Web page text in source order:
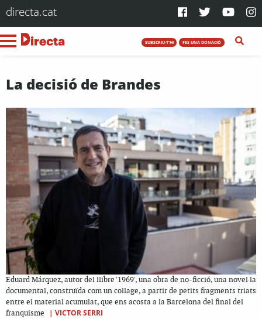
directa.cat
SUBSCRIU-T'HI FES UNA DONACIÓ
La decisió de Brandes
Eduard Márquez, autor del llibre '1969', una obra de no-ficció, una novel·la
documental, construïda com un collage, a partir de petits fragments triats
entre el material acumulat, que ens acosta a la Barcelona del final del
franquisme
| VICTOR SERRI